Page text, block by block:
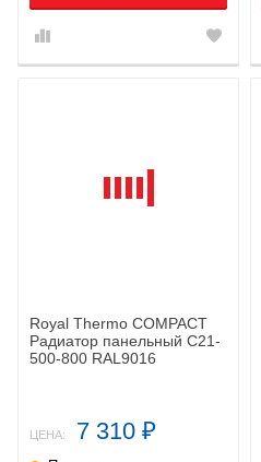
Royal Thermo COMPACT
Радиатор панельный C21-
500-800 RAL9016
ЦЕНА: 7 310 ₽